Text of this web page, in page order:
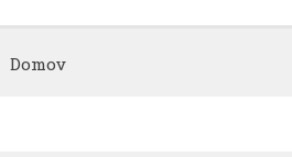
Domov